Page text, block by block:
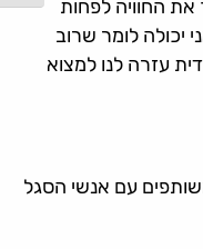
החוויה לפחות
יכולה לומר שרוב
עזרה לנו למצוא
עם אנשי הסגל